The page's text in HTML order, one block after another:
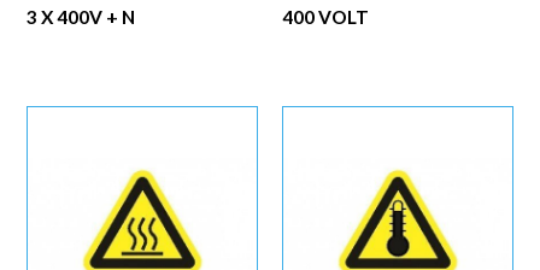
400 VOLT
3 X 400V + N